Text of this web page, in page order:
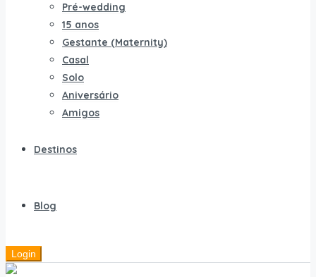
Pré-wedding
15 anos
Gestante (Maternity)
Casal
Solo
Aniversário
Amigos
Destinos
Blog
Login